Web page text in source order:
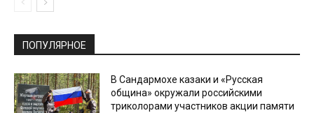
ПОПУЛЯРНОЕ
В Сандармохе казаки и «Русская
община» окружали российскими
триколорами участников акции памяти